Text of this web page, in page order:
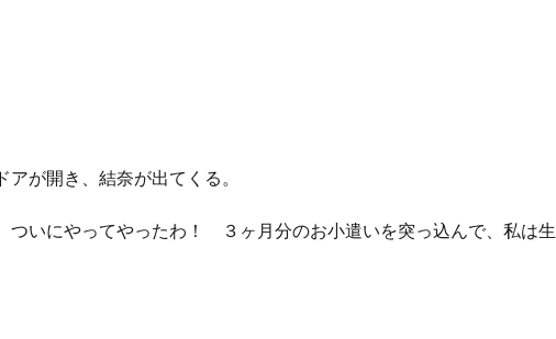
が開き、結奈が出てくる。
いにやってやったわ！ ３ヶ月分のお小遣いを突っ込んで、私は生